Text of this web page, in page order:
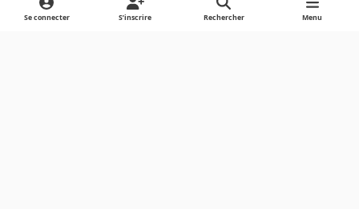
Ajouter un commentaire…
Se connecter S’inscrire Rechercher Menu